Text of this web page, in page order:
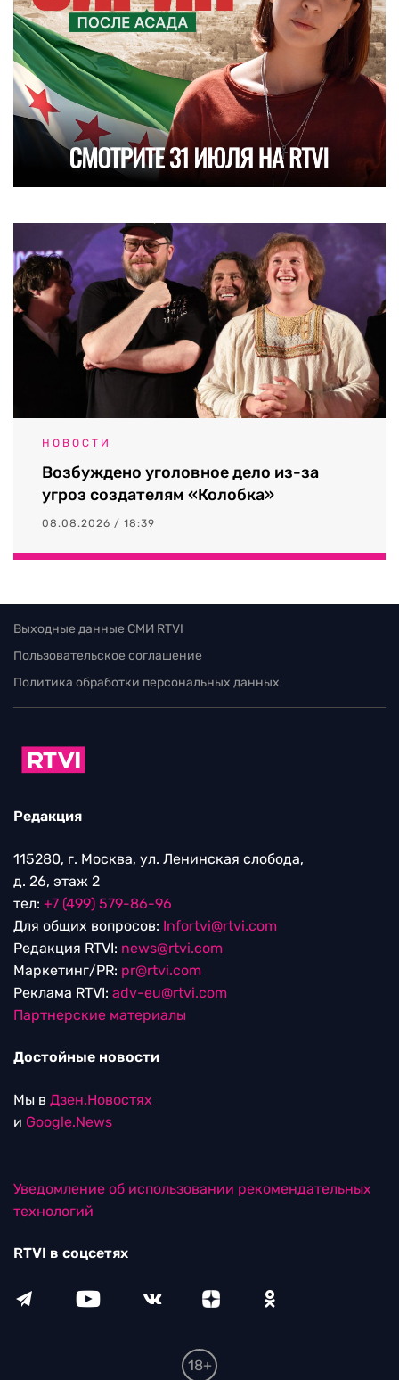
НОВОСТИ
Возбуждено уголовное дело из-за
угроз создателям «Колобка»
08.08.2026 / 18:39
Выходные данные СМИ RTVI
Пользовательское соглашение
Политика обработки персональных данных
Редакция
115280, г. Москва, ул. Ленинская слобода,
д. 26, этаж 2
тел: +7 (499) 579-86-96
Для общих вопросов: Infortvi@rtvi.com
Редакция RTVI: news@rtvi.com
Маркетинг/PR: pr@rtvi.com
Реклама RTVI: adv-eu@rtvi.com
Партнерские материалы
Достойные новости
Мы в Дзен.Новостях
и Google.News
Уведомление об использовании рекомендательных
технологий
RTVI в соцсетях
18+